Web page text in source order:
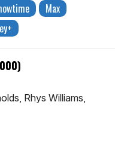
Max
Rhys Williams,